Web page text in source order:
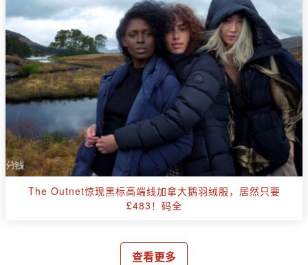
The Outnet惊现黑标高端线加拿大鹅羽绒服，居然只要
£483！码全
查看更多